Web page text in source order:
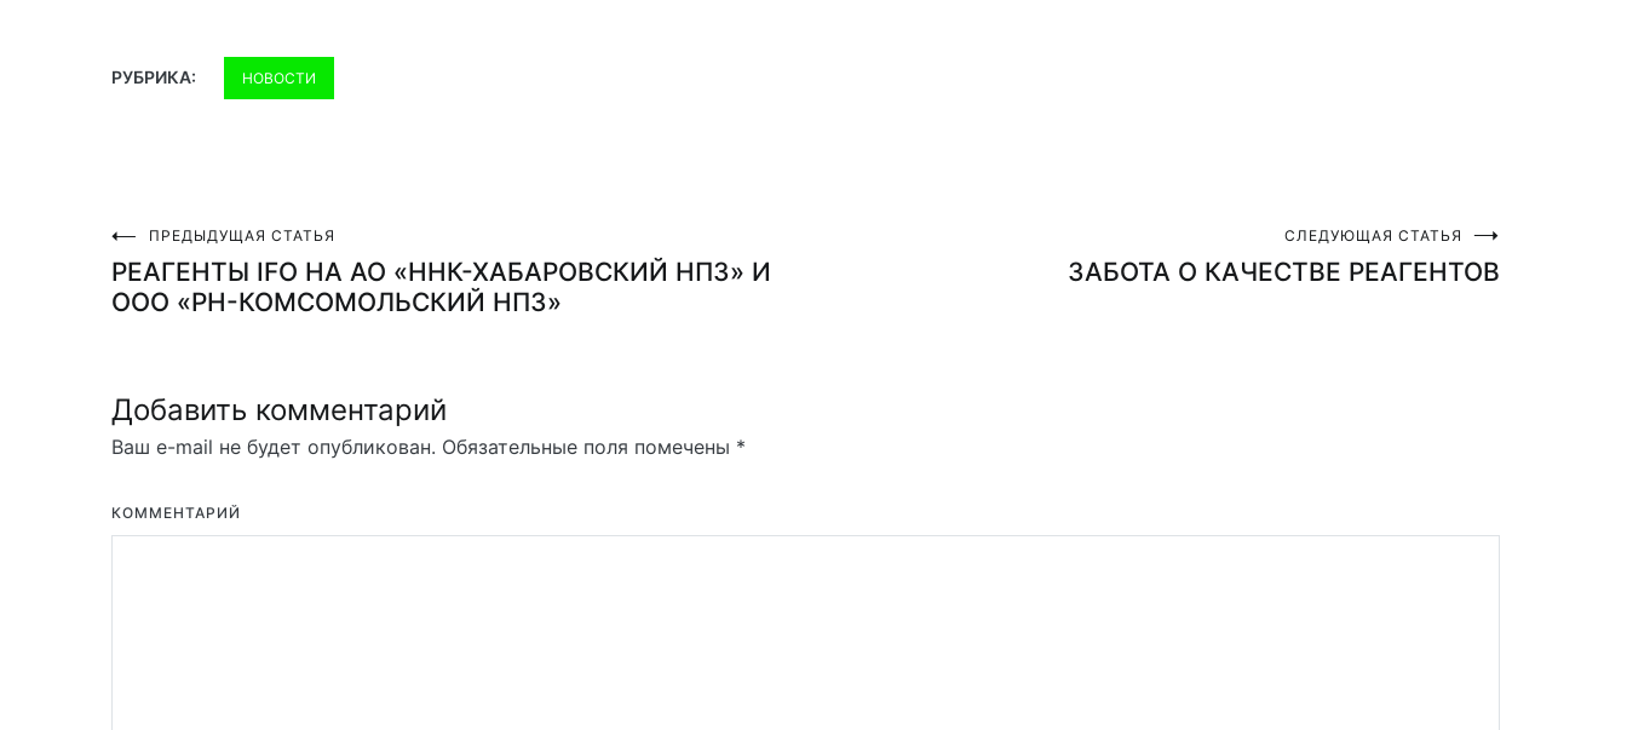
РУБРИКА: НОВОСТИ
Навигация
по
ПРЕДЫДУЩАЯ СТАТЬЯ
РЕАГЕНТЫ IFO НА АО «ННК-ХАБАРОВСКИЙ НПЗ» И
ООО «РН-КОМСОМОЛЬСКИЙ НПЗ»
СЛЕДУЮЩАЯ СТАТЬЯ
ЗАБОТА О КАЧЕСТВЕ РЕАГЕНТОВ
Добавить комментарий
Ваш e-mail не будет опубликован. Обязательные поля помечены *
КОММЕНТАРИЙ